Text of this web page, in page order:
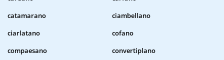
catamarano
ciambellano
ciarlatano
cofano
compaesano
convertiplano